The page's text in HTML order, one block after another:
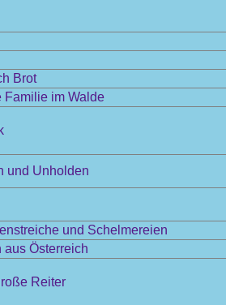
Brot
Familie im Walde
und Unholden
und Schelmereien
aus Österreich
Reiter